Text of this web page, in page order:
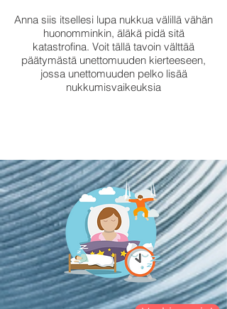
Anna siis itsellesi lupa nukkua välillä vähän
huonomminkin, äläkä pidä sitä
katastrofina. Voit tällä tavoin välttää
päätymästä unettomuuden kierteeseen,
jossa unettomuuden pelko lisää
nukkumisvaikeuksia